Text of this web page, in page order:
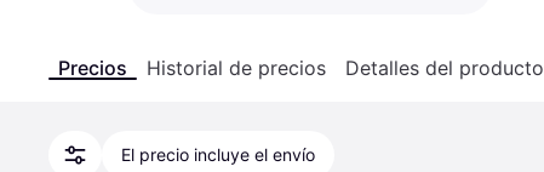
Precios Historial de precios Detalles del producto
El precio incluye el envío